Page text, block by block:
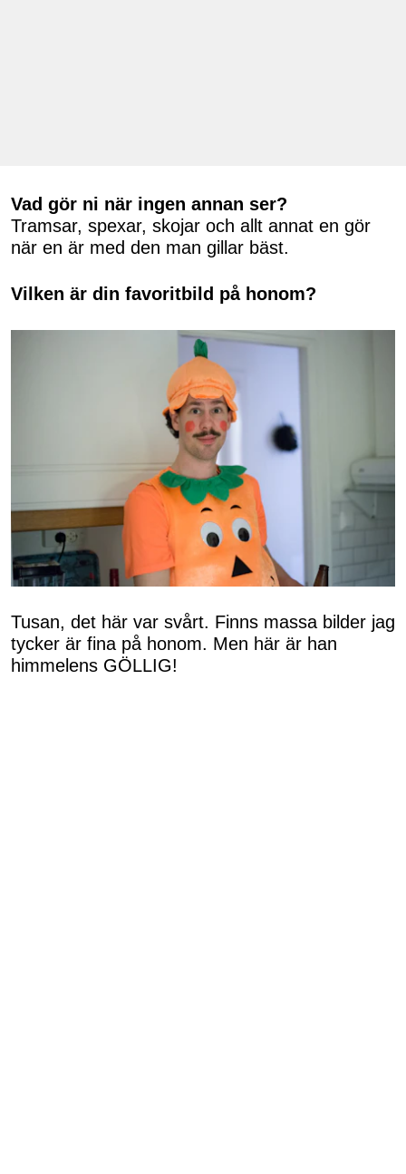
Vad gör ni när ingen annan ser?
Tramsar, spexar, skojar och allt annat en gör
när en är med den man gillar bäst.
Vilken är din favoritbild på honom?
Tusan, det här var svårt. Finns massa bilder jag
tycker är fina på honom. Men här är han
himmelens GÖLLIG!